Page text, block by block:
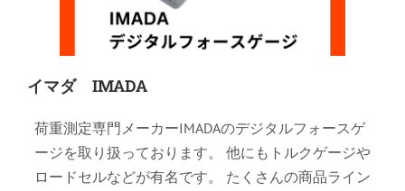
イマダ IMADA
荷重測定専門メーカーIMADAのデジタルフォースゲ
ージを取り扱っております。 他にもトルクゲージや
ロードセルなどが有名です。 たくさんの商品ライン